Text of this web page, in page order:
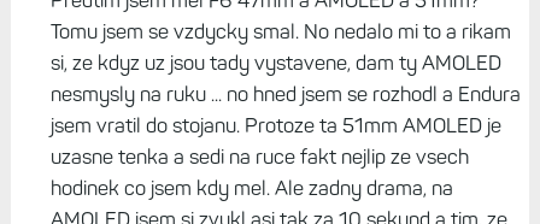
klesla spotřeba jen o několik málo procent. A to jsem
měl celou dobu zapnutou navigaci. Jsem rád že je
mám.
Odpovědět
Brad, 10. září 2025, 22:41